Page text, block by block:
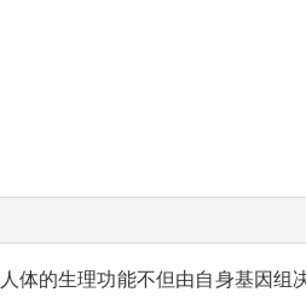
体的生理功能不但由自身基因组